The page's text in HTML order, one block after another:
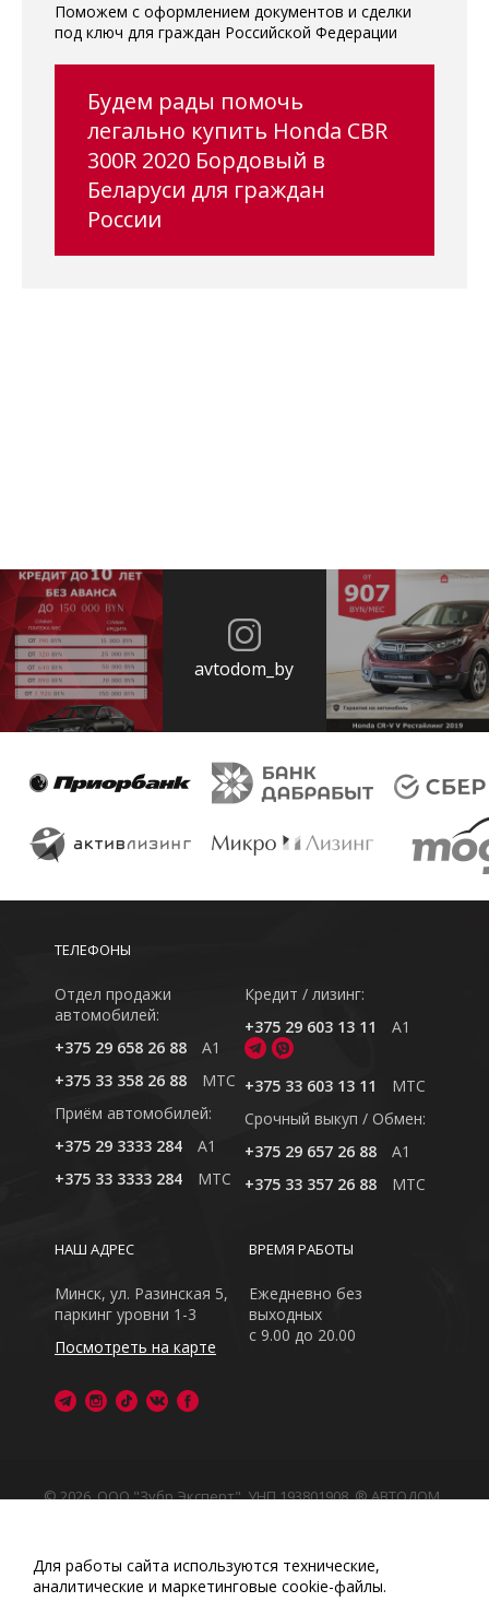
Поможем с оформлением документов и сделки
под ключ для граждан Российской Федерации
Будем рады помочь
легально купить Honda CBR
300R 2020 Бордовый в
Беларуси для граждан
России
avtodom_by
ТЕЛЕФОНЫ
Отдел продажи
автомобилей:
+375 29 658 26 88
A1
+375 33 358 26 88
MTC
Приём автомобилей:
+375 29 3333 284
A1
+375 33 3333 284
MTC
Кредит / лизинг:
+375 29 603 13 11
A1
+375 33 603 13 11
MTC
Cрочный выкуп / Обмен:
+375 29 657 26 88
A1
+375 33 357 26 88
MTC
ВРЕМЯ РАБОТЫ
Ежедневно без
выходных
с 9.00 до 20.00
НАШ АДРЕС
Минск, ул. Разинская 5,
паркинг уровни 1-3
Посмотреть на карте
© 2026, ООО "Зубр Эксперт", УНП 193801908. ® АВТОДОМ
Обращаем Ваше внимание на то, что данный интернет-
сайт носит исключительно информационный характер
Любое использование либо копирование материалов
Для работы сайта используются технические,
аналитические и маркетинговые сооkіе-файлы.